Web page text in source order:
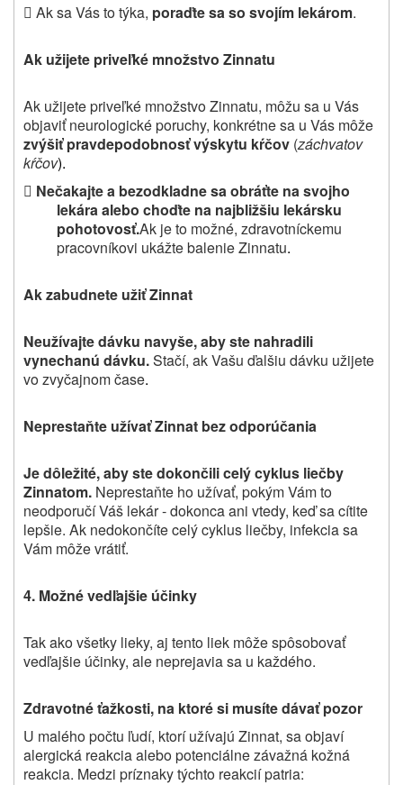
 Ak sa Vás to týka, poraďte sa so svojím lekárom.
Ak užijete priveľké množstvo Zinnatu
Ak užijete priveľké množstvo Zinnatu, môžu sa u Vás
objaviť neurologické poruchy, konkrétne sa u Vás môže
zvýšiť pravdepodobnosť výskytu kŕčov (záchvatov
kŕčov).
 Nečakajte a bezodkladne sa obráťte na svojho
lekára alebo choďte na najbližšiu lekársku
pohotovosť.Ak je to možné, zdravotníckemu
pracovníkovi ukážte balenie Zinnatu.
Ak zabudnete užiť Zinnat
Neužívajte dávku navyše, aby ste nahradili
vynechanú dávku.Stačí, ak Vašu ďalšiu dávku užijete
vo zvyčajnom čase.
Neprestaňte užívať Zinnat bez odporúčania
Je dôležité, aby ste dokončili celý cyklus liečby
Zinnatom. Neprestaňte ho užívať, pokým Vám to
neodporučí Váš lekár‑ dokonca ani vtedy, keď sa cítite
lepšie. Ak nedokončíte celý cyklus liečby, infekcia sa
Vám môže vrátiť.
4. Možné vedľajšie účinky
Tak ako všetky lieky, aj tento liek môže spôsobovať
vedľajšie účinky, ale neprejavia sa u každého.
Zdravotné ťažkosti, na ktoré si musíte dávať pozor
U malého počtu ľudí, ktorí užívajú Zinnat, sa objaví
alergická reakcia alebo potenciálne závažná kožná
reakcia. Medzi príznaky týchto reakcií patria: